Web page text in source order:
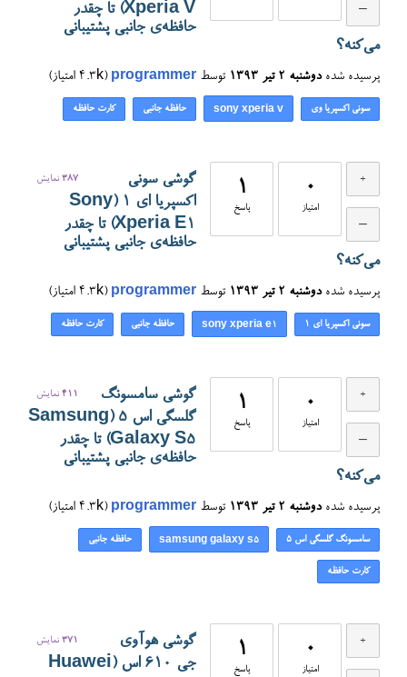
Xperia V) تا چقدر
حافظه‌ی جانبی پشتیبانی
می‌کنه؟
پرسیده شده دوشنبه ۲ تیر ۱۳۹۳ توسط programmer
(
4.3k امتیاز)
سونی اکسپریا وی sony xperia v حافظه جانبی کارت حافظه
0
امتیاز
1
پاسخ
387 نمایش
گوشی سونی
اکسپریا ای ۱ (Sony
Xperia E1) تا چقدر
حافظه‌ی جانبی پشتیبانی
می‌کنه؟
پرسیده شده دوشنبه ۲ تیر ۱۳۹۳ توسط programmer
(
4.3k امتیاز)
سونی اکسپریا ای ۱ sony xperia e1 حافظه جانبی کارت حافظه
0
امتیاز
1
پاسخ
411 نمایش
گوشی سامسونگ
گلسگی اس ۵ (Samsung
Galaxy S5) تا چقدر
حافظه‌ی جانبی پشتیبانی
می‌کنه؟
پرسیده شده دوشنبه ۲ تیر ۱۳۹۳ توسط programmer
(
4.3k امتیاز)
سامسونگ گلسگی اس ۵ samsung galaxy s5 حافظه جانبی
کارت حافظه
0
امتیاز
1
پاسخ
371 نمایش
گوشی هوآوی
جی ۶۱۰ اس (Huawei